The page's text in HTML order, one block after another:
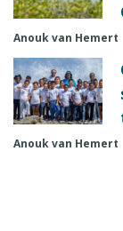
Anouk van Hemert
Anouk van Hemert